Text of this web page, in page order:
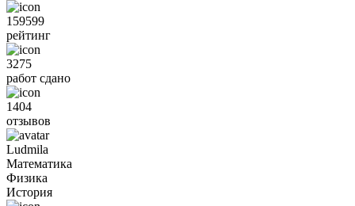
159599
рейтинг
3275
работ сдано
1404
отзывов
Ludmila
Математика
Физика
История